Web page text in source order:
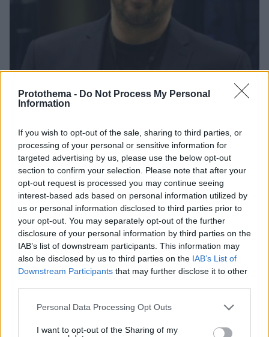
Protothema - Do Not Process My Personal
Information
If you wish to opt-out of the sale, sharing to third parties, or
processing of your personal or sensitive information for
targeted advertising by us, please use the below opt-out
section to confirm your selection. Please note that after your
opt-out request is processed you may continue seeing
interest-based ads based on personal information utilized by
us or personal information disclosed to third parties prior to
your opt-out. You may separately opt-out of the further
disclosure of your personal information by third parties on the
IAB’s list of downstream participants. This information may
also be disclosed by us to third parties on the IAB’s List of
Downstream Participants that may further disclose it to other
Please note that this website/app uses one or more Google
not limited to your visit or usage behaviour. You may click to
Personal Data Processing Opt Outs
I want to opt-out of the Sharing of my
«Δεν γνωρίζει τι περιέχει η δικογραφία, ξέρει μόνο ότι
υπάρχει μια καταγγελία» λέει η δικηγόρος του Γεωργούλη
01.06.2023, 18:01